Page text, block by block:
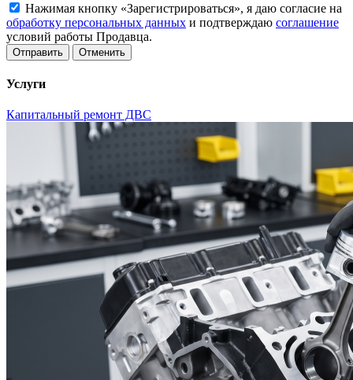
Нажимая кнопку «Зарегистрироваться», я даю согласие на
обработку персональных данных и подтверждаю соглашение
условий работы Продавца.
Отменить
Услуги
Капитальный ремонт ДВС